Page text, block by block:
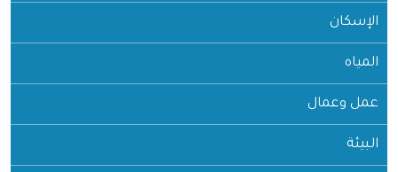
الإسكان
المياه
عمل وعمال
البيئة